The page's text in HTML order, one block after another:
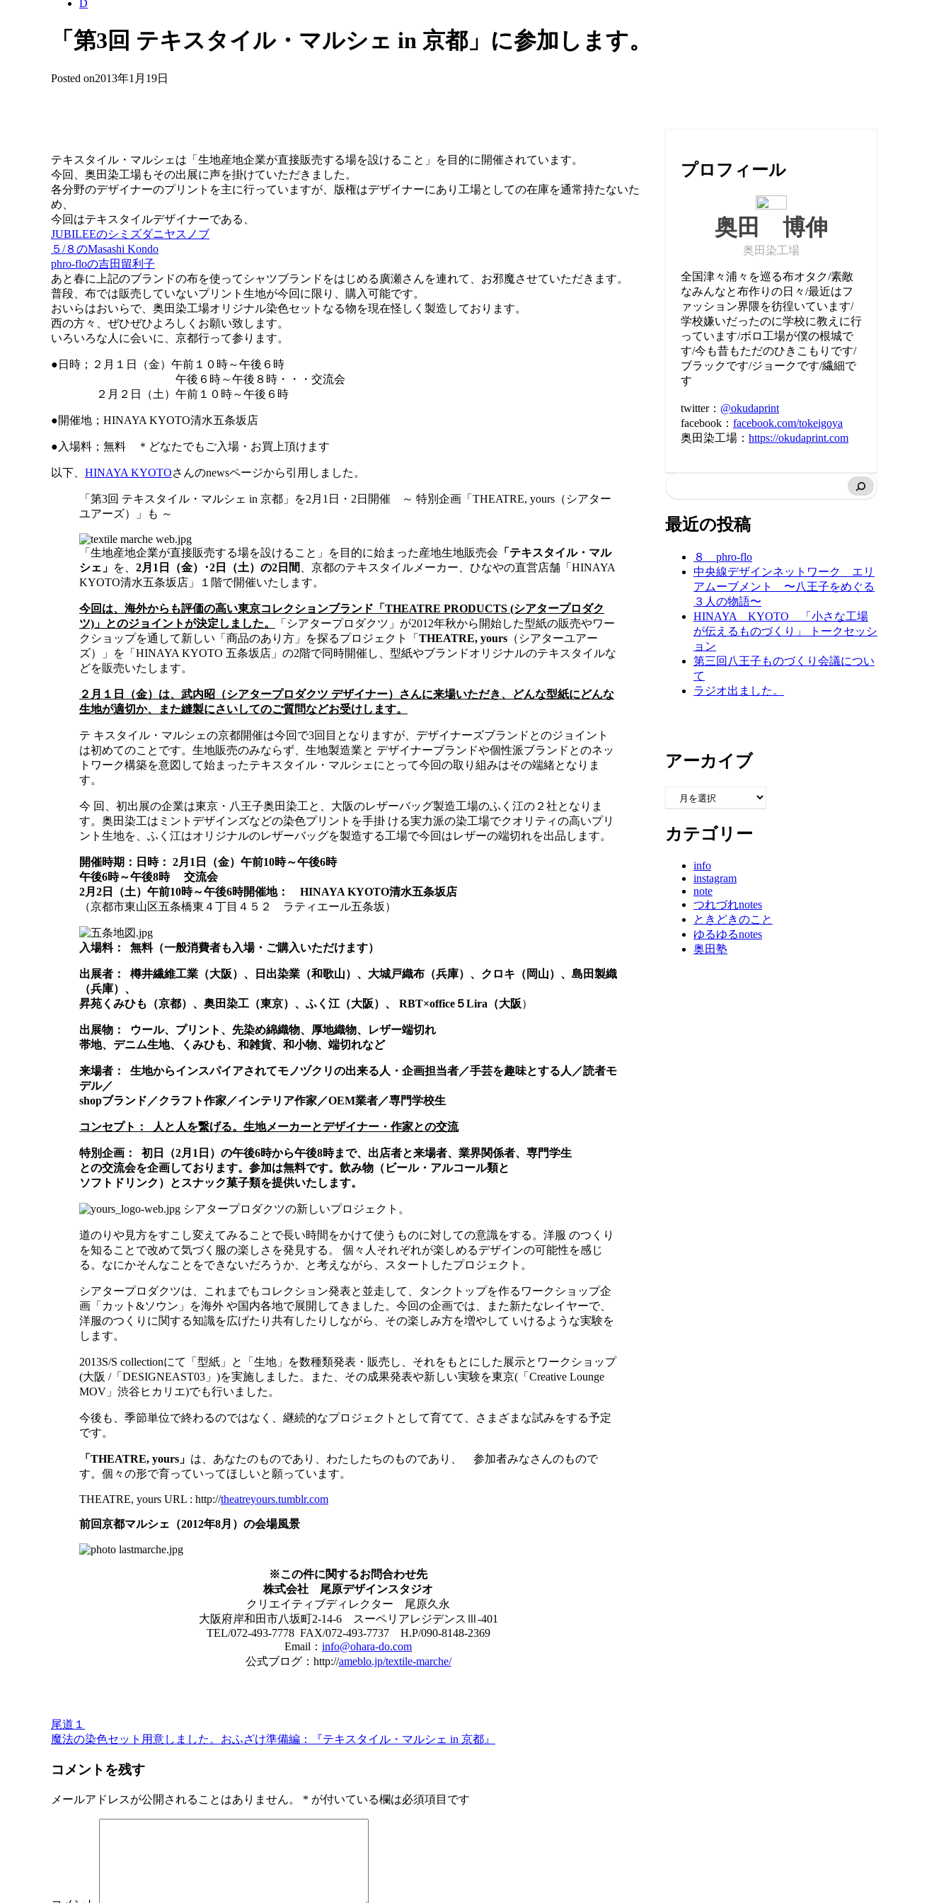
D
「第3回 テキスタイル・マルシェ in 京都」に参加します。
Posted on2013年1月19日
テキスタイル・マルシェは「生地産地企業が直接販売する場を設けること」を目的に開催されています。
今回、奥田染工場もその出展に声を掛けていただきました。
各分野のデザイナーのプリントを主に行っていますが、版権はデザイナーにあり工場としての在庫を通常持たないた
め、
今回はテキスタイルデザイナーである、
JUBILEEのシミズダニヤスノブ
５/８のMasashi Kondo
phro-floの吉田留利子
あと春に上記のブランドの布を使ってシャツブランドをはじめる廣瀬さんを連れて、お邪魔させていただきます。
普段、布では販売していないプリント生地が今回に限り、購入可能です。
おいらはおいらで、奥田染工場オリジナル染色セットなる物を現在怪しく製造しております。
西の方々、ぜひぜひよろしくお願い致します。
いろいろな人に会いに、京都行って参ります。
●日時；２月１日（金）午前１０時～午後６時
午後６時～午後８時・・・交流会
２月２日（土）午前１０時～午後６時
●開催地；HINAYA KYOTO清水五条坂店
●入場料；無料 ＊どなたでもご入場・お買上頂けます
以下、 HINAYA KYOTOさんのnewsページから引用しました。
「第3回 テキスタイル・マルシェ in 京都」を2月1日・2日開催 ～ 特別企画「THEATRE, yours（シアター
ユアーズ）」も ～
「生地産地企業が直接販売する場を設けること」を目的に始まった産地生地販売会 「テキスタイル・マル
シェ」 を、 2月1日（金）･2日（土）の2日間
、京都のテキスタイルメーカー、ひなやの直営店舗「HINAYA
KYOTO清水五条坂店」１階で開催いたします。
今回は、海外からも評価の高い東京コレクションブランド「THEATRE PRODUCTS (シアタープロダク
ツ)」とのジョイントが決定しました。
「シアタープロダクツ」が2012年秋から開始した型紙の販売やワー
クショップを通して新しい「商品のあり方」を探るプロジェクト「 THEATRE, yours （シアターユアー
ズ）」を「HINAYA KYOTO 五条坂店」の2階で同時開催し、型紙やブランドオリジナルのテキスタイルな
どを販売いたします。
２月１日（金）は、武内昭（シアタープロダクツ デザイナー）さんに来場いただき、どんな型紙にどんな
生地が適切か、また縫製にさいしてのご質問などお受けします。
テ キスタイル・マルシェの京都開催は今回で3回目となりますが、デザイナーズブランドとのジョイント
は初めてのことです。生地販売のみならず、生地製造業と デザイナーブランドや個性派ブランドとのネッ
トワーク構築を意図して始まったテキスタイル・マルシェにとって今回の取り組みはその端緒となりま
す。
今 回、初出展の企業は東京・八王子奥田染工と、大阪のレザーバッグ製造工場のふく江の２社となりま
す。奥田染工はミントデザインズなどの染色プリントを手掛 ける実力派の染工場でクオリティの高いプリ
ント生地を、ふく江はオリジナルのレザーバッグを製造する工場で今回はレザーの端切れを出品します。
開催時期： 日時： 2月1日（金）午前10時～午後6時
午後6時～午後8時 交流会
2月2日（土）午前10時～午後6時開催地：
HINAYA KYOTO清水五条坂店
（京都市東山区五条橋東４丁目４５２ ラティエール五条坂）
入場料： 無料（一般消費者も入場・ご購入いただけます）
出展者：
樽井繊維工業（大阪）、日出染業（和歌山）、大城戸織布（兵庫）、クロキ（岡山）、島田製織
（兵庫）、
昇苑くみひも（京都）、奥田染工（東京）、ふく江（大阪）、 RBT×office５Lira（大阪）
出展物：
ウール、プリント、先染め綿織物、厚地織物、レザー端切れ
帯地、デニム生地、くみひも、和雑貨、和小物、端切れなど
来場者：
生地からインスパイアされてモノヅクリの出来る人・企画担当者／手芸を趣味とする人／読者モ
デル／
shopブランド／クラフト作家／インテリア作家／OEM業者／専門学校生
コンセプト： 人と人を繋げる。生地メーカーとデザイナー・作家との交流
特別企画：
初日（2月1日）の午後6時から午後8時まで、出店者と来場者、業界関係者、専門学生
との交流会を企画しております。参加は無料です。飲み物（ビール・アルコール類と
ソフトドリンク）とスナック菓子類を提供いたします。
シアタープロダクツの新しいプロジェクト。
道のりや見方をすこし変えてみることで長い時間をかけて使うものに対しての意識をする。洋服 のつくり
を知ることで改めて気づく服の楽しさを発見する。 個々人それぞれが楽しめるデザインの可能性を感じ
る。なにかそんなことをできないだろうか、と考えながら、スタートしたプロジェクト。
シアタープロダクツは、これまでもコレクション発表と並走して、タンクトップを作るワークショップ企
画「カット&ソウン」を海外 や国内各地で展開してきました。今回の企画では、また新たなレイヤーで、
洋服のつくりに関する知識を広げたり共有したりしながら、その楽しみ方を増やして いけるような実験を
します。
2013S/S collectionにて「型紙」と「生地」を数種類発表・販売し、それをもとにした展示とワークショップ
(大阪 /「DESIGNEAST03」)を実施しました。また、その成果発表や新しい実験を東京(「Creative Lounge
MOV」渋谷ヒカリエ)でも行いました。
今後も、季節単位で終わるのではなく、継続的なプロジェクトとして育てて、さまざまな試みをする予定
です。
「THEATRE, yours」 は、あなたのものであり、わたしたちのものであり、 参加者みなさんのもので
す。個々の形で育っていってほしいと願っています。
THEATRE, yours URL : http://theatreyours.tumblr.com
前回京都マルシェ（2012年8月）の会場風景
※この件に関するお問合わせ先
株式会社 尾原デザインスタジオ
クリエイティブディレクター 尾原久永
大阪府岸和田市八坂町2-14-6 スーペリアレジデンスⅢ-401
TEL/072-493-7778 FAX/072-493-7737 H.P/090-8148-2369
Email： info@ohara-do.com
公式ブログ：http://ameblo.jp/textile-marche/
投
稿
ナ
ビ
尾道１
魔法の染色セット用意しました。おふざけ準備編：『テキスタイル・マルシェ in 京都』
コメントを残す
メールアドレスが公開されることはありません。 * が付いている欄は必須項目です
プロフィール
奥田 博伸
奥田染工場
全国津々浦々を巡る布オタク/素敵
なみんなと布作りの日々/最近はフ
ァッション界隈を彷徨いています/
学校嫌いだったのに学校に教えに行
っています/ボロ工場が僕の根城で
す/今も昔もただのひきこもりです/
ブラックです/ジョークです/繊細で
す
twitter： @okudaprint
facebook： facebook.com/tokeigoya
奥田染工場： https://okudaprint.com
最近の投稿
８ phro-flo
中央線デザインネットワーク エリ
アムーブメント 〜八王子をめぐる
３人の物語〜
HINAYA KYOTO 「小さな工場
が伝えるものづくり」 トークセッシ
ョン
第三回八王子ものづくり会議につい
て
ラジオ出ました。
アーカイブ
ー
イ
カテゴリー
info
instagram
note
つれづれnotes
ときどきのこと
ゆるゆるnotes
奥田塾